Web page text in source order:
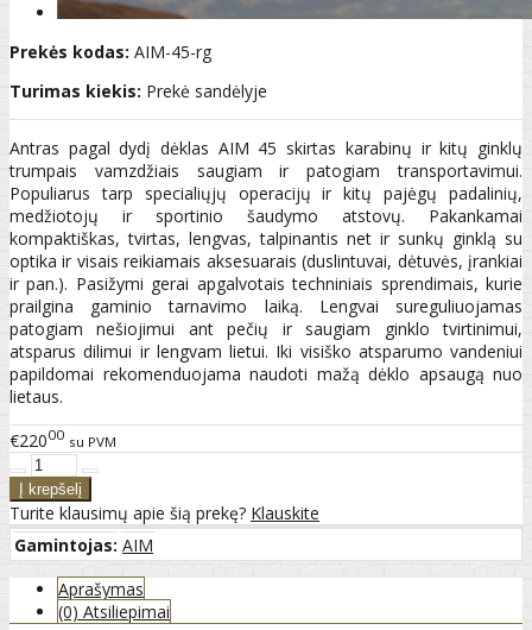
Prekės kodas: AIM-45-rg
Turimas kiekis: Prekė sandėlyje
Antras pagal dydį dėklas AIM 45 skirtas karabinų ir kitų ginklų
trumpais vamzdžiais saugiam ir patogiam transportavimui.
Populiarus tarp specialiųjų operacijų ir kitų pajėgų padalinių,
medžiotojų ir sportinio šaudymo atstovų. Pakankamai
kompaktiškas, tvirtas, lengvas, talpinantis net ir sunkų ginklą su
optika ir visais reikiamais aksesuarais (duslintuvai, dėtuvės, įrankiai
ir pan.). Pasižymi gerai apgalvotais techniniais sprendimais, kurie
prailgina gaminio tarnavimo laiką. Lengvai sureguliuojamas
patogiam nešiojimui ant pečių ir saugiam ginklo tvirtinimui,
atsparus dilimui ir lengvam lietui. Iki visiško atsparumo vandeniui
papildomai rekomenduojama naudoti mažą dėklo apsaugą nuo
lietaus.
€22000 su PVM
Turite klausimų apie šią prekę? Klauskite
Gamintojas: AIM
Aprašymas
(0) Atsiliepimai